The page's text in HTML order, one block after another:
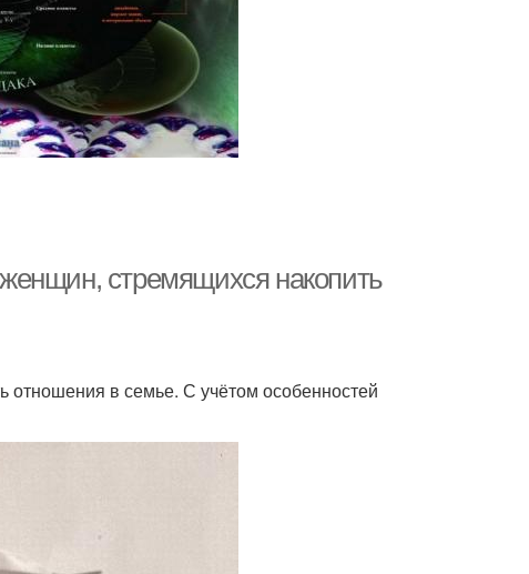
стремящихся накопить
отношения в семье. С учётом особенностей